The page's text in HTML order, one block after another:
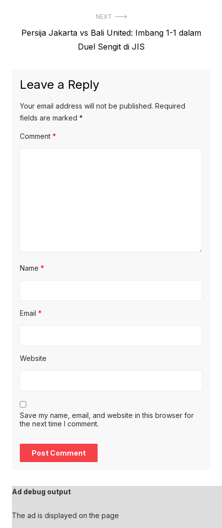
NEXT
Next
Persija Jakarta vs Bali United: Imbang 1-1 dalam
Duel Sengit di JIS
Leave a Reply
Your email address will not be published. Required
fields are marked *
Comment *
Name *
Email *
Website
Save my name, email, and website in this browser for
the next time I comment.
Ad debug output
The ad is displayed on the page